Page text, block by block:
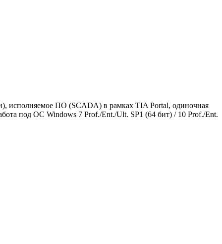
исполняемое ПО (SCADA) в рамках TIA Portal, одиночная
под ОС Windows 7 Prof./Ent./Ult. SP1 (64 бит) / 10 Prof./Ent.